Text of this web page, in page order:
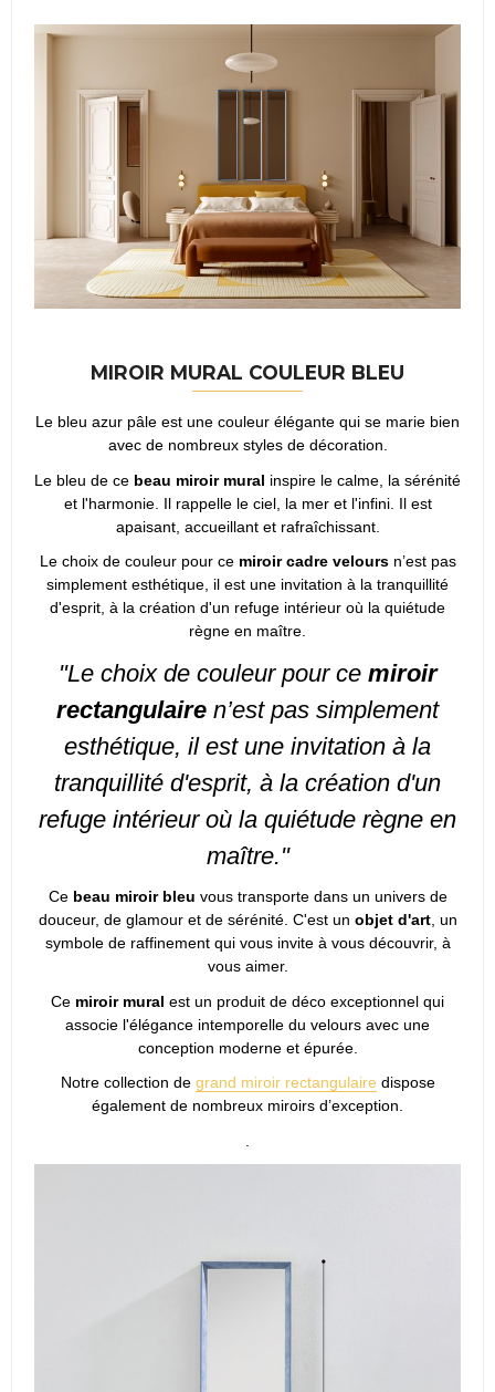
MIROIR MURAL COULEUR BLEU
Le bleu azur pâle est une couleur élégante qui se marie bien
avec de nombreux styles de décoration.
Le bleu de ce beau miroir mural inspire le calme, la sérénité
et l'harmonie. Il rappelle le ciel, la mer et l'infini. Il est
apaisant, accueillant et rafraîchissant.
Le choix de couleur pour ce miroir cadre veloursn’est pas
simplement esthétique, il est une invitation à la tranquillité
d'esprit, à la création d'un refuge intérieur où la quiétude
règne en maître.
"Le choix de couleur pour ce miroir
rectangulaire n’est pas simplement
esthétique, il est une invitation à la
tranquillité d'esprit, à la création d'un
refuge intérieur où la quiétude règne en
maître."
Ce beau miroir bleu vous transporte dans un univers de
douceur, de glamour et de sérénité. C'est un objet d'art, un
symbole de raffinement qui vous invite à vous découvrir, à
vous aimer.
Ce miroir mural est un produit de déco exceptionnel qui
associe l'élégance intemporelle du velours avec une
conception moderne et épurée.
Notre collection de grand miroir rectangulaire dispose
également de nombreux miroirs d’exception.